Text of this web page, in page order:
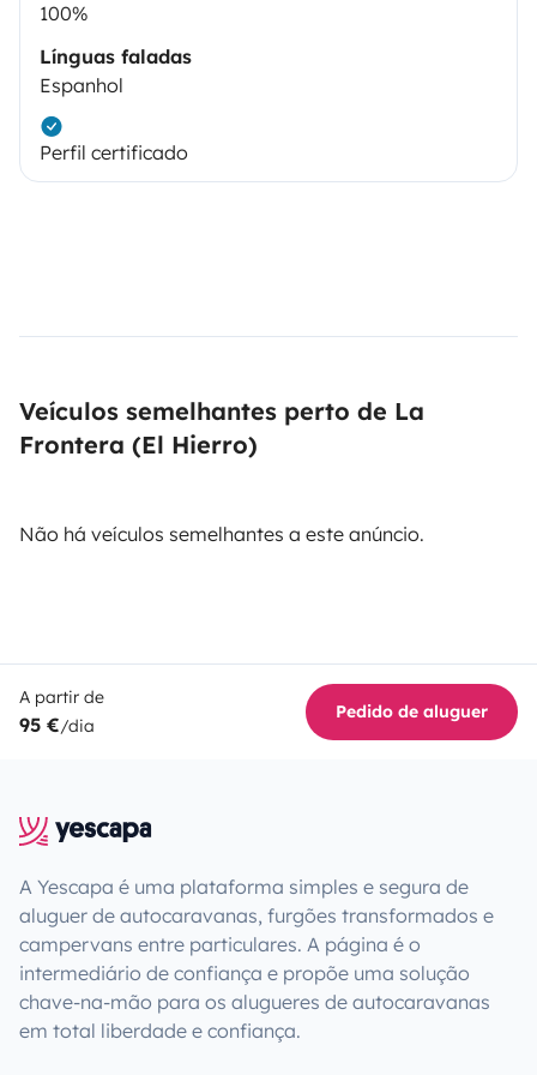
100%
Línguas faladas
Espanhol
Perfil certificado
Veículos semelhantes perto de La
Frontera (El Hierro)
Não há veículos semelhantes a este anúncio.
A partir de
95 €/dia
Pedido de aluguer
A Yescapa é uma plataforma simples e segura de
aluguer de autocaravanas, furgões transformados e
campervans entre particulares. A página é o
intermediário de confiança e propõe uma solução
chave-na-mão para os alugueres de autocaravanas
em total liberdade e confiança.